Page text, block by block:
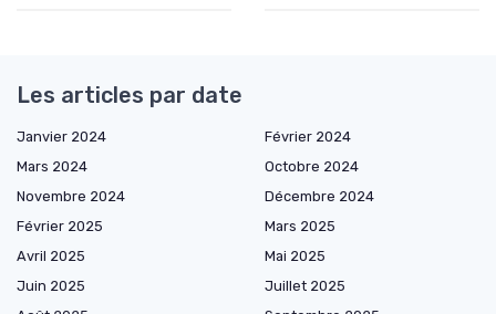
Les articles par date
Janvier 2024
Février 2024
Mars 2024
Octobre 2024
Novembre 2024
Décembre 2024
Février 2025
Mars 2025
Avril 2025
Mai 2025
Juin 2025
Juillet 2025